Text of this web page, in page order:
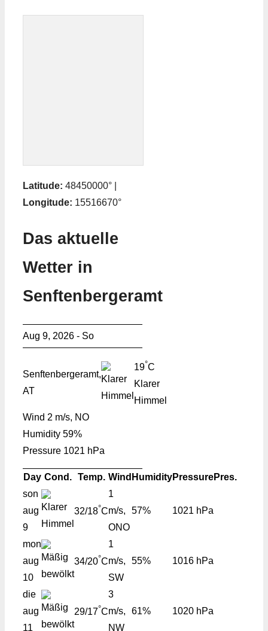
Latitude: 48450000° |
Longitude: 15516670°
Das aktuelle
Wetter in
Senftenbergeramt
Aug 9, 2026 - So
Senftenbergeramt,
AT
19°C
Klarer
Himmel
Wind 2 m/s, NO
Humidity 59%
Pressure 1021 hPa
Day Cond. Temp. Wind HumidityPressurePres.
son
aug
9
32/18°C
1
m/s,
ONO
57% 1021 hPa
mon
aug
10
34/20°C
1
m/s,
SW
55% 1016 hPa
die
aug
11
29/17°C
3
m/s,
NW
61% 1020 hPa